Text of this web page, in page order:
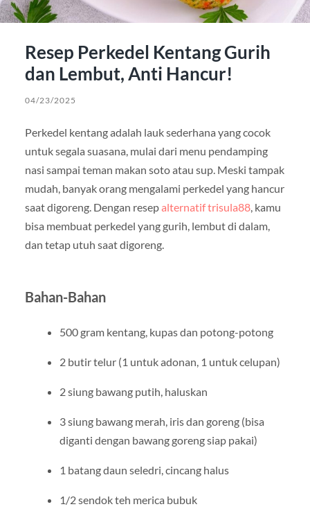
Resep Perkedel Kentang Gurih
dan Lembut, Anti Hancur!
04/23/2025
Perkedel kentang adalah lauk sederhana yang cocok
untuk segala suasana, mulai dari menu pendamping
nasi sampai teman makan soto atau sup. Meski tampak
mudah, banyak orang mengalami perkedel yang hancur
saat digoreng. Dengan resepalternatif trisula88, kamu
bisa membuat perkedel yang gurih, lembut di dalam,
dan tetap utuh saat digoreng.
Bahan-Bahan
500 gram kentang, kupas dan potong-potong
2 butir telur (1 untuk adonan, 1 untuk celupan)
2 siung bawang putih, haluskan
3 siung bawang merah, iris dan goreng (bisa
diganti dengan bawang goreng siap pakai)
1 batang daun seledri, cincang halus
1/2 sendok teh merica bubuk